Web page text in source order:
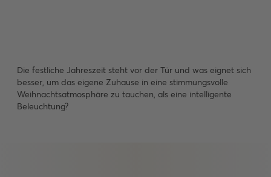
Die festliche Jahreszeit steht vor der Tür und was eignet sich
besser, um das eigene Zuhause in eine stimmungsvolle
Weihnachtsatmosphäre zu tauchen, als eine intelligente
Beleuchtung?